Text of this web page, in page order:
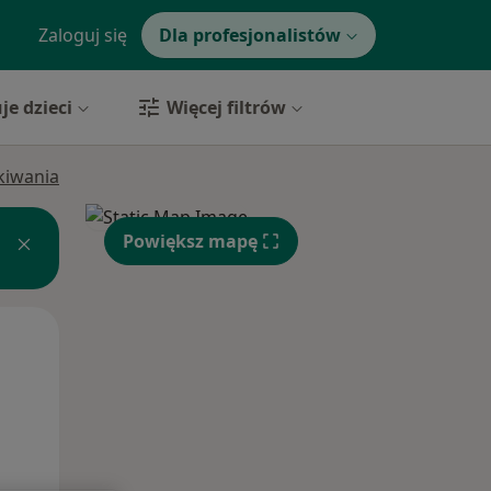
Zaloguj się Dla profesjonalistów
dzieci Więcej filtrów
Powiększ mapę